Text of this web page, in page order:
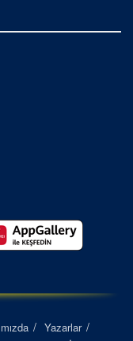
Yazarlar